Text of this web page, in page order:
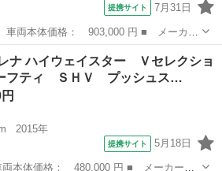
提携サイト 7月31日
ナ ■ グレード名： Ｘ 保証書／純
テリジェントルームミラー／エマージ
ナ ハイウェイスター Ｖセレクショ
フティ ＳＨＶ プッシュス…
2015年
提携サイト 5月18日